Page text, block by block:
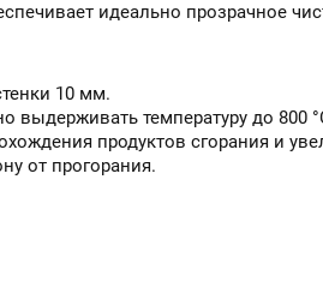
идеально прозрачное
10 мм.
выдерживать температуру до 800
продуктов сгорания и
от прогорания.